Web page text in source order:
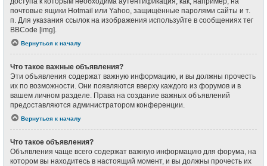
почтовые ящики Hotmail или Yahoo, защищённые паролями сайты и т.
п. Для указания ссылок на изображения используйте в сообщениях тег
BBCode [img].
Вернуться к началу
Что такое важные объявления?
Эти объявления содержат важную информацию, и вы должны прочесть
их по возможности. Они появляются вверху каждого из форумов и в
вашем личном разделе. Права на создание важных объявлений
предоставляются администратором конференции.
Вернуться к началу
Что такое объявления?
Объявления чаще всего содержат важную информацию для форума, на
котором вы находитесь в настоящий момент, и вы должны прочесть их